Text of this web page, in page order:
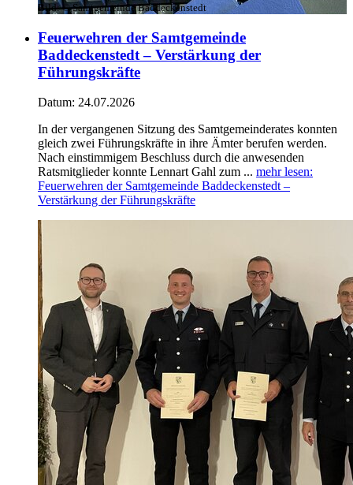
Bild:© Samtgemeinde Baddeckenstedt
Feuerwehren der Samtgemeinde
Baddeckenstedt – Verstärkung der
Führungskräfte
Datum: 24.07.2026
In der vergangenen Sitzung des Samtgemeinderates konnten
gleich zwei Führungskräfte in ihre Ämter berufen werden.
Nach einstimmigem Beschluss durch die anwesenden
Ratsmitglieder konnte Lennart Gahl zum ... mehr lesen:
Feuerwehren der Samtgemeinde Baddeckenstedt –
Verstärkung der Führungskräfte